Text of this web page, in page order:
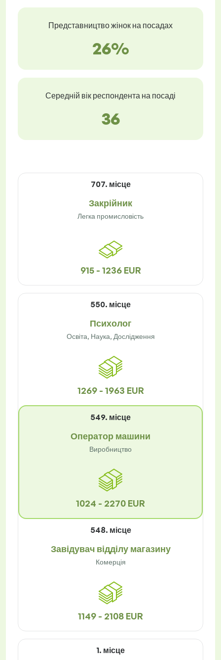
Представництво жінок на посадах
26%
Середній вік респондента на посаді
36
707. місце
Закрійник
Легка промисловість
915 - 1236 EUR
550. місце
Психолог
Освіта, Наука, Дослідження
1269 - 1963 EUR
549. місце
Оператор машини
Виробництво
1024 - 2270 EUR
548. місце
Завідувач відділу магазину
Комерція
1149 - 2108 EUR
1. місце